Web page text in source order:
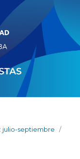
julio-septiembre
/